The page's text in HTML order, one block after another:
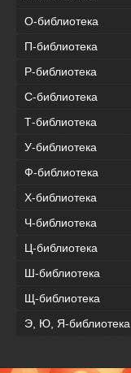
О-библиотека
П-библиотека
Р-библиотека
С-библиотека
Т-библиотека
У-библиотека
Ф-библиотека
Х-библиотека
Ч-библиотека
Ц-библиотека
Ш-библиотека
Щ-библиотека
Э, Ю, Я-библиотека